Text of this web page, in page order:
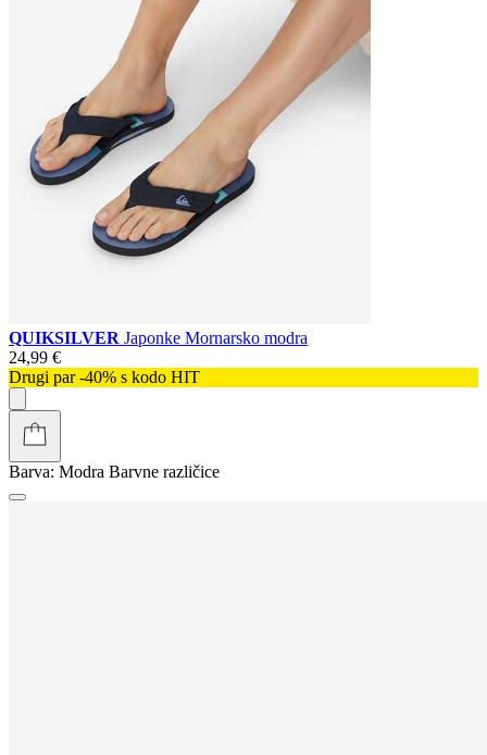
QUIKSILVER Japonke Mornarsko modra
24,99 €
Drugi par -40% s kodo HIT
Barva: Modra Barvne različice